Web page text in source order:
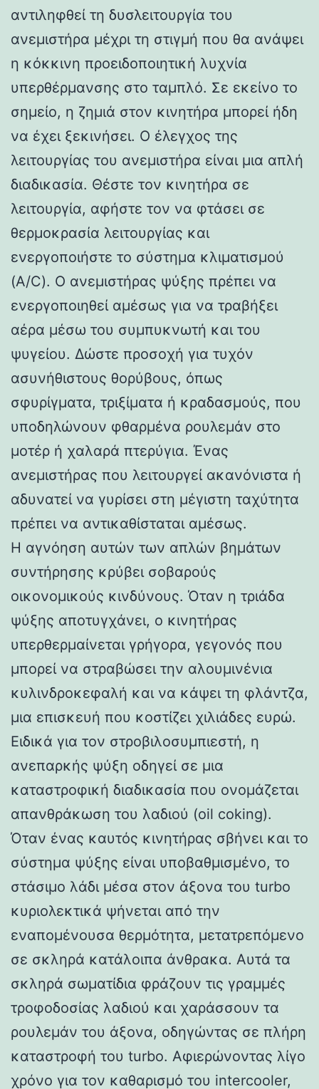
αντιληφθεί τη δυσλειτουργία του
ανεμιστήρα μέχρι τη στιγμή που θα ανάψει
η κόκκινη προειδοποιητική λυχνία
υπερθέρμανσης στο ταμπλό. Σε εκείνο το
σημείο, η ζημιά στον κινητήρα μπορεί ήδη
να έχει ξεκινήσει. Ο έλεγχος της
λειτουργίας του ανεμιστήρα είναι μια απλή
διαδικασία. Θέστε τον κινητήρα σε
λειτουργία, αφήστε τον να φτάσει σε
θερμοκρασία λειτουργίας και
ενεργοποιήστε το σύστημα κλιματισμού
(A/C). Ο ανεμιστήρας ψύξης πρέπει να
ενεργοποιηθεί αμέσως για να τραβήξει
αέρα μέσω του συμπυκνωτή και του
ψυγείου. Δώστε προσοχή για τυχόν
ασυνήθιστους θορύβους, όπως
σφυρίγματα, τριξίματα ή κραδασμούς, που
υποδηλώνουν φθαρμένα ρουλεμάν στο
μοτέρ ή χαλαρά πτερύγια. Ένας
ανεμιστήρας που λειτουργεί ακανόνιστα ή
αδυνατεί να γυρίσει στη μέγιστη ταχύτητα
πρέπει να αντικαθίσταται αμέσως.
Η αγνόηση αυτών των απλών βημάτων
συντήρησης κρύβει σοβαρούς
οικονομικούς κινδύνους. Όταν η τριάδα
ψύξης αποτυγχάνει, ο κινητήρας
υπερθερμαίνεται γρήγορα, γεγονός που
μπορεί να στραβώσει την αλουμινένια
κυλινδροκεφαλή και να κάψει τη φλάντζα,
μια επισκευή που κοστίζει χιλιάδες ευρώ.
Ειδικά για τον στροβιλοσυμπιεστή, η
ανεπαρκής ψύξη οδηγεί σε μια
καταστροφική διαδικασία που ονομάζεται
απανθράκωση του λαδιού (oil coking).
Όταν ένας καυτός κινητήρας σβήνει και το
σύστημα ψύξης είναι υποβαθμισμένο, το
στάσιμο λάδι μέσα στον άξονα του turbo
κυριολεκτικά ψήνεται από την
εναπομένουσα θερμότητα, μετατρεπόμενο
σε σκληρά κατάλοιπα άνθρακα. Αυτά τα
σκληρά σωματίδια φράζουν τις γραμμές
τροφοδοσίας λαδιού και χαράσσουν τα
ρουλεμάν του άξονα, οδηγώντας σε πλήρη
καταστροφή του turbo. Αφιερώνοντας λίγο
χρόνο για τον καθαρισμό του intercooler,